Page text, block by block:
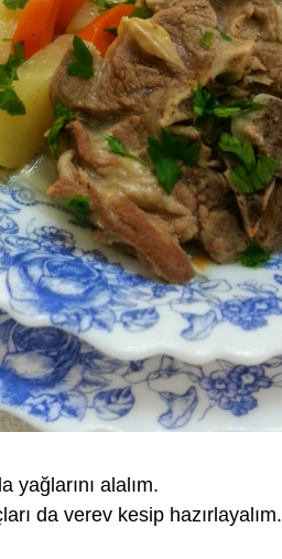
yağlarını alalım.
da verev kesip hazırlayalım.